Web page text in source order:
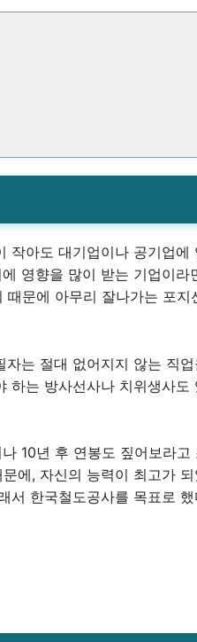
아도 대기업이나 공기업에
영향을 많이 받는 기업이라
문에 아무리 잘나가는 포지
는 절대 없어지지 않는 직
하는 방사선사나 치위생사도
10년 후 연봉도 짚어보라고
에, 자신의 능력이 최고가
서 한국철도공사를 목표로